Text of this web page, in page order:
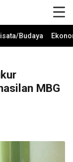
Budaya
MBG